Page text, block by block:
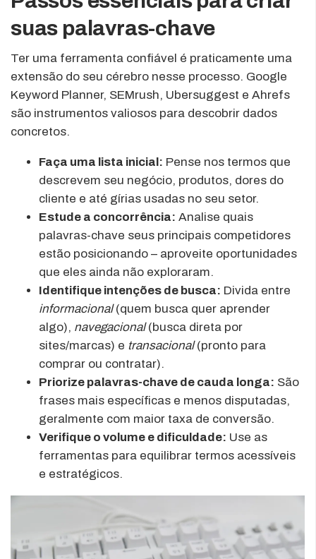
suas palavras-chave
Ter uma ferramenta confiável é praticamente uma
extensão do seu cérebro nesse processo. Google
Keyword Planner, SEMrush, Ubersuggest e Ahrefs
são instrumentos valiosos para descobrir dados
concretos.
Faça uma lista inicial: Pense nos termos que
descrevem seu negócio, produtos, dores do
cliente e até gírias usadas no seu setor.
Estude a concorrência: Analise quais
palavras-chave seus principais competidores
estão posicionando – aproveite oportunidades
que eles ainda não exploraram.
Identifique intenções de busca: Divida entre
informacional(quem busca quer aprender
algo), navegacional(busca direta por
sites/marcas) e transacional(pronto para
comprar ou contratar).
Priorize palavras-chave de cauda longa: São
frases mais específicas e menos disputadas,
geralmente com maior taxa de conversão.
Verifique o volume e dificuldade: Use as
ferramentas para equilibrar termos acessíveis
e estratégicos.